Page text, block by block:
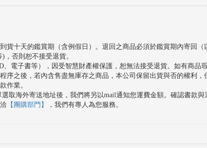
貨十天的鑑賞期（含例假日）。退回之商品必須於鑑賞期內寄回
否則恕不接受退貨。
電子書等），因受智慧財產權保護，恕無法接受退貨。如有商品
序之後，若內含售盡無庫存之商品，本公司保留出貨與否的權利
作業。
取海外寄送地址後，我們將另以mail通知您運費金額。確認書款
【團購部門】 ，我們有專人為您服務。